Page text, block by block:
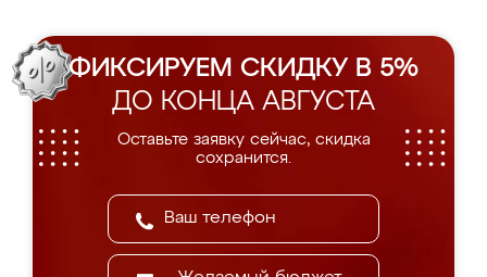
ФИКСИРУЕМ СКИДКУ В 5%
ДО КОНЦА АВГУСТА
Оставьте заявку сейчас, скидка
сохранится.